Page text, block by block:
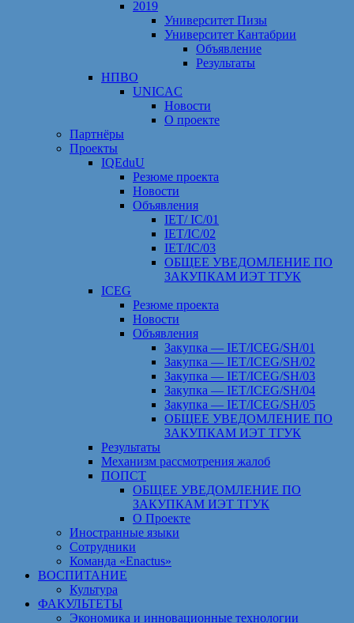
2019
Университет Пизы
Университет Кантабрии
Объявление
Результаты
НПВО
UNICAC
Новости
О проекте
Партнёры
Проекты
IQEduU
Резюме проекта
Новости
Объявления
IET/ IC/01
IET/IC/02
IET/IC/03
ОБЩЕЕ УВЕДОМЛЕНИЕ ПО
ЗАКУПКАМ ИЭТ ТГУК
ICEG
Резюме проекта
Новости
Объявления
Закупка — IET/ICEG/SH/01
Закупка — IET/ICEG/SH/02
Закупка — IET/ICEG/SH/03
Закупка — IET/ICEG/SH/04
Закупка — IET/ICEG/SH/05
ОБЩЕЕ УВЕДОМЛЕНИЕ ПО
ЗАКУПКАМ ИЭТ ТГУК
Результаты
Механизм рассмотрения жалоб
ПОПСТ
ОБЩЕЕ УВЕДОМЛЕНИЕ ПО
ЗАКУПКАМ ИЭТ ТГУК
О Проекте
Иностранные языки
Сотрудники
Команда «Enactus»
ВОСПИТАНИЕ
Культура
ФАКУЛЬТЕТЫ
Экономика и инновационные технологии